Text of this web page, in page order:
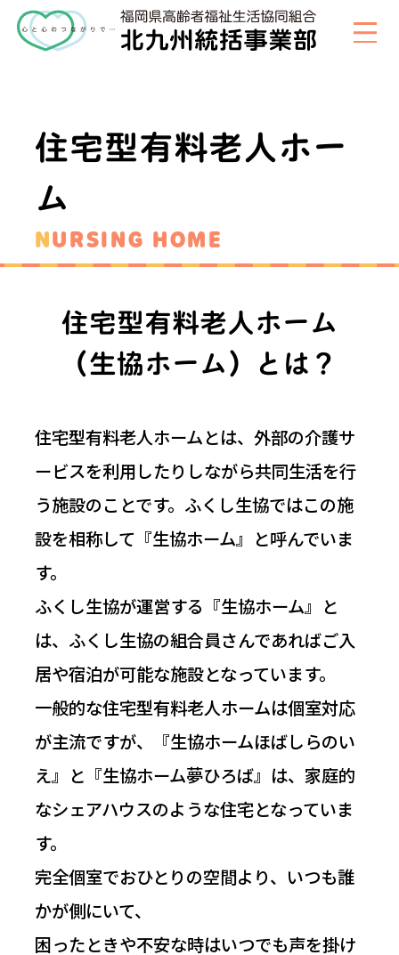
住宅型有料老人ホー
ム
NURSING HOME
住宅型有料老人ホーム
（生協ホーム）とは？
住宅型有料老人ホームとは、外部の介護サ
ービスを利用したりしながら共同生活を行
う施設のことです。ふくし生協ではこの施
設を相称して『生協ホーム』と呼んでいま
す。
ふくし生協が運営する『生協ホーム』と
は、ふくし生協の組合員さんであればご入
居や宿泊が可能な施設となっています。
一般的な住宅型有料老人ホームは個室対応
が主流ですが、『生協ホームほばしらのい
え』と『生協ホーム夢ひろば』は、家庭的
なシェアハウスのような住宅となっていま
す。
完全個室でおひとりの空間より、いつも誰
かが側にいて、
困ったときや不安な時はいつでも声を掛け